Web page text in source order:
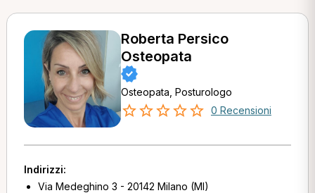
Roberta Persico
Osteopata
Osteopata, Posturologo
0 Recensioni
Indirizzi:
Via Medeghino 3 - 20142 Milano (MI)